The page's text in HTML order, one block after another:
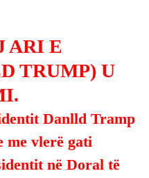
ARI E
TRUMP) U
Danlld Tramp
me vlerë gati
në Doral të